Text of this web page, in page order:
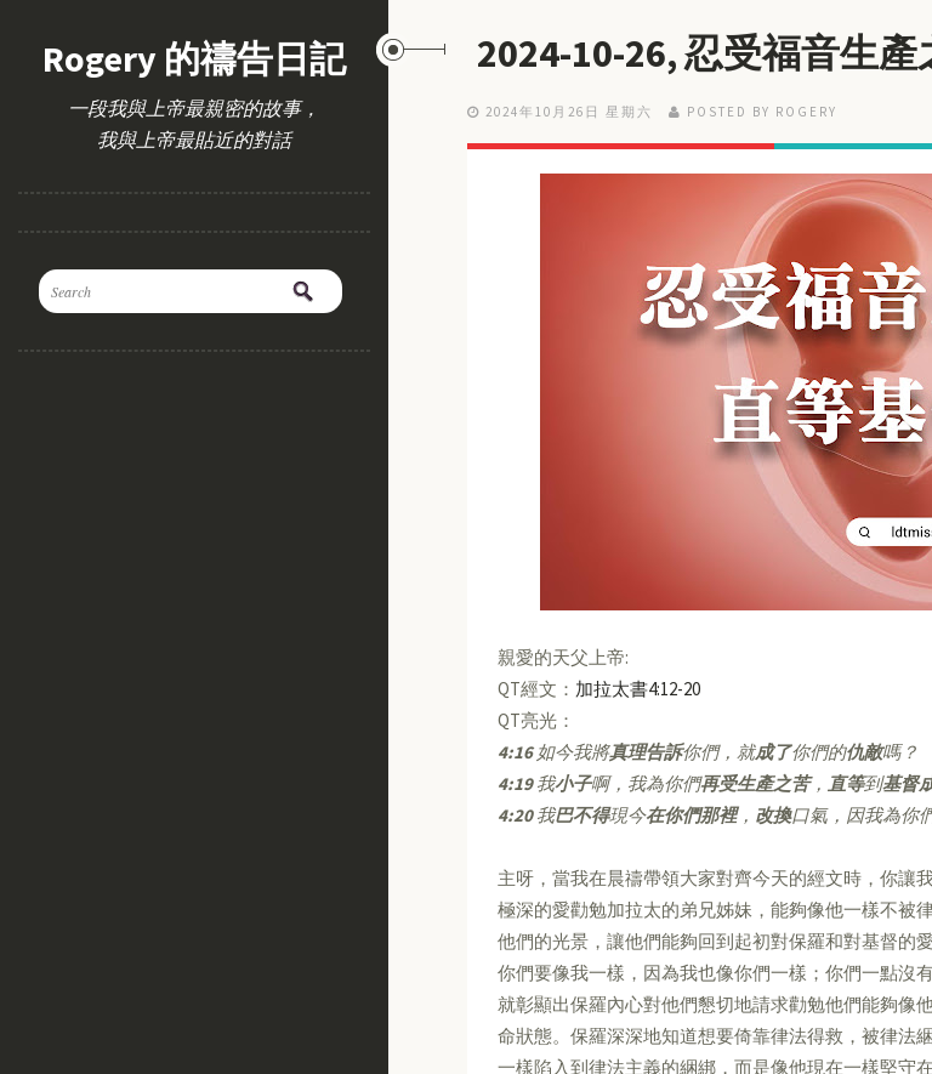
Rogery 的禱告日記
一段我與上帝最親密的故事，
我與上帝最貼近的對話
2024-10-26, 忍受福音生
2024年10月26日 星期六 POSTED BY ROGERY
親愛的天父上帝:
QT經文： 加拉太書4:12-20
QT亮光：
4:16如今我將真理告訴你們，就成了你們的仇敵嗎？
4:19我小子啊，我為你們再受生產之苦， 直等到基督
4:20我巴不得現今在你們那裡， 改換口氣，因我為你
主呀，當我在晨禱帶領大家對齊今天的經文時，你讓
極深的愛勸勉加拉太的弟兄姊妹，能夠像他一樣不被
他們的光景，讓他們能夠回到起初對保羅和對基督的
你們要像我一樣，因為我也像你們一樣；你們一點沒
就彰顯出保羅內心對他們懇切地請求勸勉他們能夠像
命狀態。保羅深深地知道想要倚靠律法得救，被律法
一樣陷入到律法主義的綑綁，而是像他現在一樣堅守